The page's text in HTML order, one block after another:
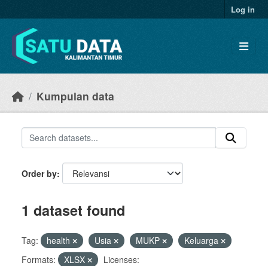
Log in
Kumpulan data
Order by
1 dataset found
Tag: health Usia MUKP
Keluarga
Formats:
XLSX
Licenses: